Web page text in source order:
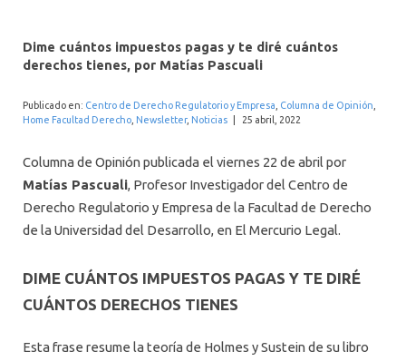
INTERNACIONAL
Dime cuántos impuestos pagas y te diré cuántos
derechos tienes, por Matías Pascuali
Publicado en: Centro de Derecho Regulatorio y Empresa Columna de Opinión
Home Facultad Derecho Newsletter, Noticias 25 abril, 2022
Columna de Opinión publicada el viernes 22 de abril por
Matías Pascuali, Profesor Investigador del Centro de
Derecho Regulatorio y Empresa de la Facultad de Derecho
de la Universidad del Desarrollo, en El Mercurio Legal.
DIME CUÁNTOS IMPUESTOS PAGAS Y TE DIRÉ
CUÁNTOS DERECHOS TIENES
Esta frase resume la teoría de Holmes y Sustein de su libro